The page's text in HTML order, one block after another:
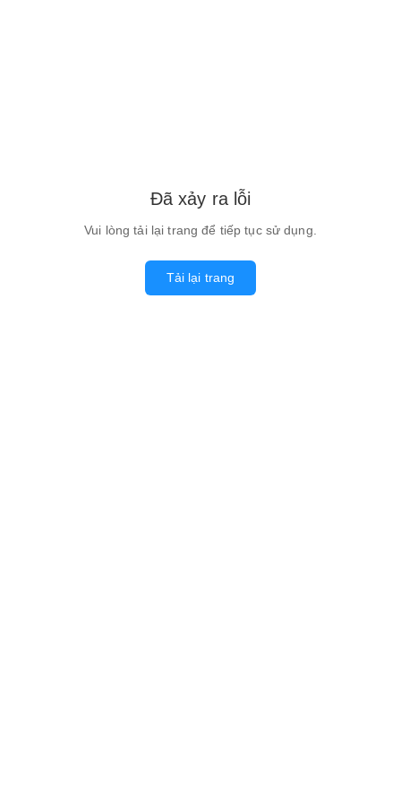
Đã xảy ra lỗi
Vui lòng tải lại trang để tiếp tục sử dụng.
Tải lại trang